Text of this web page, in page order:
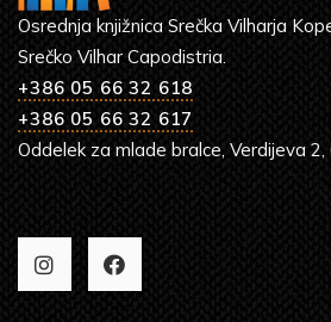
Osrednja knjižnica Srečka Vilharja
Srečko Vilhar Capodistria.
+386 05 66 32 618
+386 05 66 32 617
Oddelek za mlade bralce, Verdijeva